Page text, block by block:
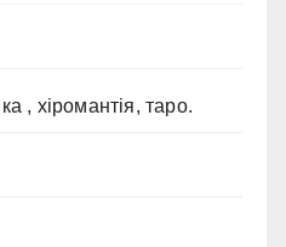
, хіромантія, таро.